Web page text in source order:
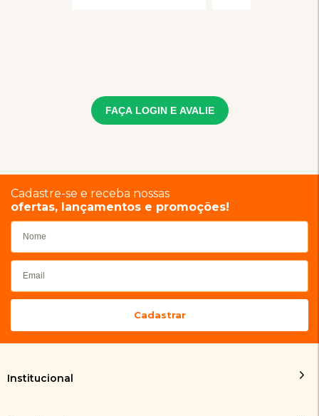
FAÇA LOGIN E AVALIE
Cadastre-se e receba nossas
ofertas, lançamentos e promoções!
Institucional